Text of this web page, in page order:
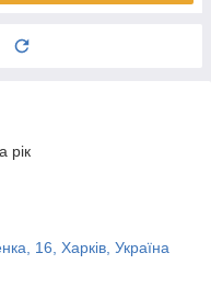
рік
16, Харків, Україна